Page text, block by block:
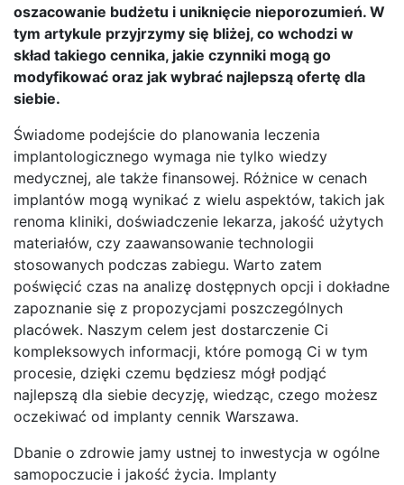
oszacowanie budżetu i uniknięcie nieporozumień. W
tym artykule przyjrzymy się bliżej, co wchodzi w
skład takiego cennika, jakie czynniki mogą go
modyfikować oraz jak wybrać najlepszą ofertę dla
siebie.
Świadome podejście do planowania leczenia
implantologicznego wymaga nie tylko wiedzy
medycznej, ale także finansowej. Różnice w cenach
implantów mogą wynikać z wielu aspektów, takich jak
renoma kliniki, doświadczenie lekarza, jakość użytych
materiałów, czy zaawansowanie technologii
stosowanych podczas zabiegu. Warto zatem
poświęcić czas na analizę dostępnych opcji i dokładne
zapoznanie się z propozycjami poszczególnych
placówek. Naszym celem jest dostarczenie Ci
kompleksowych informacji, które pomogą Ci w tym
procesie, dzięki czemu będziesz mógł podjąć
najlepszą dla siebie decyzję, wiedząc, czego możesz
oczekiwać od implanty cennik Warszawa.
Dbanie o zdrowie jamy ustnej to inwestycja w ogólne
samopoczucie i jakość życia. Implanty